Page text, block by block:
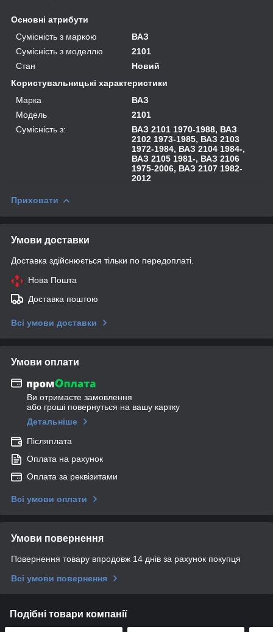
Основні атрибути
Сумісність з маркою
ВАЗ
Сумісність з моделлю
2101
Стан
Новий
Користувальницькі характеристики
Марка
ВАЗ
Модель
2101
Сумісність з:
ВАЗ 2101 1970-1988, ВАЗ
2102 1973-1985, ВАЗ 2103
1972-1984, ВАЗ 2104 1984-,
ВАЗ 2105 1981-, ВАЗ 2106
1975-2006, ВАЗ 2107 1982-
2012
Приховати
Умови доставки
Доставка здійснюється тільки по передоплаті.
Нова Пошта
Доставка поштою
Всі умови доставки
Умови оплати
Ви отримаєте замовлення
або гроші повернуться на вашу картку
Детальніше
Післяплата
Оплата на рахунок
Оплата за реквізитами
Всі умови оплати
Умови повернення
Повернення товару впродовж 14 днів за рахунок покупця
Всі умови повернення
Подібні товари компанії